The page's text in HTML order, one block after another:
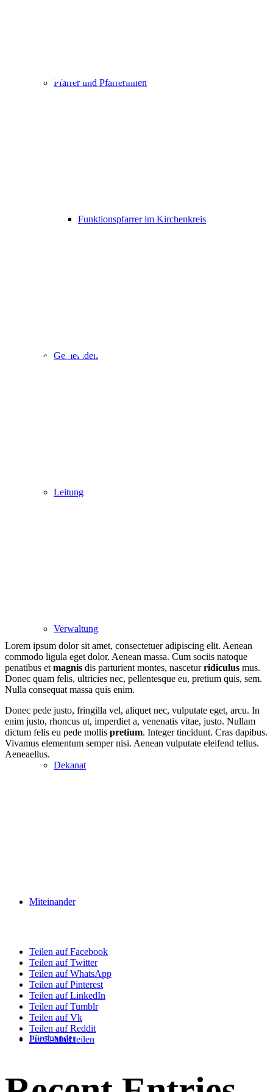
Pfarrer und Pfarrerinnen
Funktionspfarrer im Kirchenkreis
Gemeinden
Leitung
Verwaltung
Dekanat
Miteinander
Füreinander
This is a
entry
however
our other
Lorem ipsum dolor sit amet, consectetuer adipiscing elit. Aenean
commodo ligula eget dolor. Aenean massa. Cum sociis natoque
penatibus et magnis dis parturient montes, nasceturridiculus mus.
Donec quam felis, ultricies nec, pellentesque eu, pretium quis, sem.
Nulla consequat massa quis enim.
Donec pede justo, fringilla vel, aliquet nec, vulputate eget, arcu. In
enim justo, rhoncus ut, imperdiet a, venenatis vitae, justo. Nullam
dictum felis eu pede mollis pretium. Integer tincidunt. Cras dapibus.
Vivamus elementum semper nisi. Aenean vulputate eleifend tellus.
Aeneaellus.
Teilen auf Facebook
Teilen auf Twitter
Teilen auf WhatsApp
Teilen auf Pinterest
Teilen auf LinkedIn
Teilen auf Tumblr
Teilen auf Vk
Teilen auf Reddit
Per E-Mail teilen